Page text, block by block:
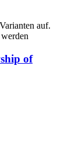
auf.
of